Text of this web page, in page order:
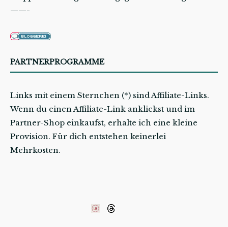
——-
PARTNERPROGRAMME
Links mit einem Sternchen (*) sind Affiliate-Links.
Wenn du einen Affiliate-Link anklickst und im
Partner-Shop einkaufst, erhalte ich eine kleine
Provision. Für dich entstehen keinerlei
Mehrkosten.